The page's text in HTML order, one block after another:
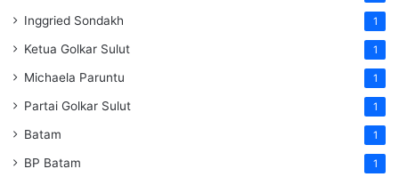
Inggried Sondakh 1
Ketua Golkar Sulut 1
Michaela Paruntu 1
Partai Golkar Sulut 1
Batam 1
BP Batam 1